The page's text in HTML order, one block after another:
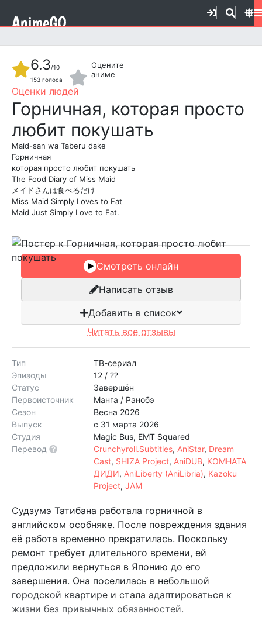
6.3/10
153 голоса
Оцените
аниме
2 3 4 5 6
Горничная, которая просто
любит покушать
Maid-san wa Taberu dake
Горничная
которая просто любит покушать
The Food Diary of Miss Maid
メイドさんは食べるだけ
Miss Maid Simply Loves to Eat
Maid Just Simply Love to Eat.
Смотреть онлайн
Написать отзыв
Добавить в список
Читать все отзывы
Тип
ТВ-сериал
Эпизоды
12 / ??
Статус
Завершён
Первоисточник
Манга / Ранобэ
Сезон
Весна 2026
Выпуск
с 31 марта 2026
Студия
Magic Bus, EMT Squared
Перевод
Crunchyroll.Subtitles, AniStar, Dream
Cast, SHIZA Project, AniDUB, КОМНАТА
ДИДИ, AniLiberty (AniLibria), Kazoku
Project, JAM
Судзумэ Татибана работала горничной в
английском особняке. После повреждения здания
её работа временно прекратилась. Поскольку
ремонт требует длительного времени, ей
предложили вернуться в Японию до его
завершения. Она поселилась в небольшой
городской квартире и стала адаптироваться к
жизни без привычных обязанностей.